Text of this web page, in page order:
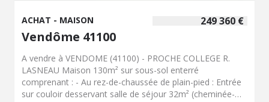
249 360 €
ACHAT - MAISON
Vendôme 41100
A vendre à VENDOME (41100) - PROCHE COLLEGE R.
LASNEAU Maison 130m² sur sous-sol enterré
comprenant : - Au rez-de-chaussée de plain-pied : Entrée
sur couloir desservant salle de séjour 32m² (cheminée-